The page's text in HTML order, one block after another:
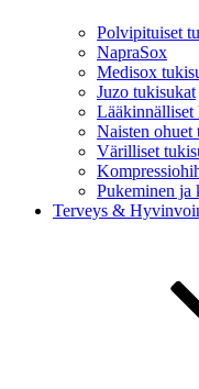
Polvipituiset
NapraSox
Medisox
Juzo tukisukat
Lääkinnälliset
Naisten ohuet
Värilliset
Pukeminen ja
Terveys &